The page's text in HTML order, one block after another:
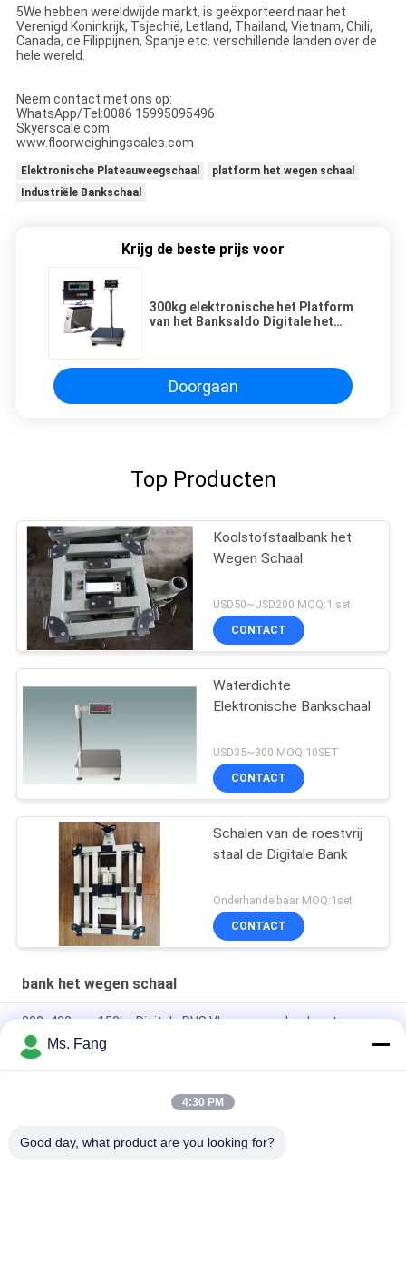
5We hebben wereldwijde markt, is geëxporteerd naar het
Verenigd Koninkrijk, Tsjechië, Letland, Thailand, Vietnam, Chili,
Canada, de Filippijnen, Spanje etc. verschillende landen over de
hele wereld.
Neem contact met ons op:
WhatsApp/Tel:0086 15995095496
Skyerscale.com
www.floorweighingscales.com
Elektronische Plateauweegschaal
platform het wegen schaal
Industriële Bankschaal
Krijg de beste prijs voor
300kg elektronische het Platform
van het Banksaldo Digitale het
Doorgaan
Top Producten
Koolstofstaalbank het
Wegen Schaal
USD50~USD200 MOQ:1 set
CONTACT
Waterdichte
Elektronische Bankschaal
USD35~300 MOQ:10SET
CONTACT
Schalen van de roestvrij
staal de Digitale Bank
Onderhandelbaar MOQ:1set
CONTACT
bank het wegen schaal
300x400mm 150kg Digitale RVS Vloerweegschaal met
Elektronisch Weegplateau
50*60 Elektronische balkweegschaal Bench Elektronische
Ms. Fang
4:30 PM
Good day, what product are you looking for?